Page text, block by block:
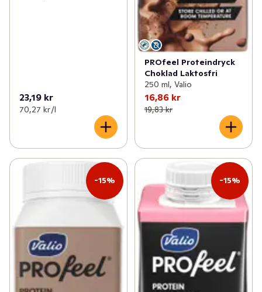
23,19 kr
70,27 kr /l
PROfeel Proteindryck
Choklad Laktosfri
250 ml, Valio
16,86 kr
19,83 kr
-15% -15%